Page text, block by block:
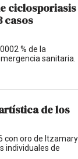
ciclosporiasis
casos
% de la
sanitaria.
de los
con oro de Itzamary
individuales de